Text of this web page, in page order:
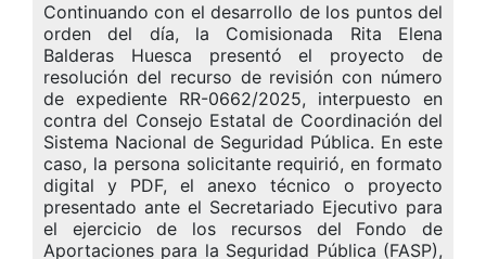
Continuando con el desarrollo de los puntos del
orden del día, la Comisionada Rita Elena
Balderas Huesca presentó el proyecto de
resolución del recurso de revisión con número
de expediente RR-0662/2025, interpuesto en
contra del Consejo Estatal de Coordinación del
Sistema Nacional de Seguridad Pública. En este
caso, la persona solicitante requirió, en formato
digital y PDF, el anexo técnico o proyecto
presentado ante el Secretariado Ejecutivo para
el ejercicio de los recursos del Fondo de
Aportaciones para la Seguridad Pública (FASP),